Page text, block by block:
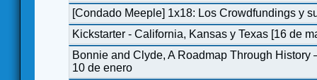
[Condado Meeple] 1x18: Los Crowdfundings y
Kickstarter - California, Kansas y Texas [16 de
Bonnie and Clyde, A Roadmap Through History
10 de enero